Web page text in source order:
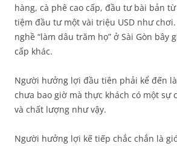
hàng, cà phê cao cấp, đầu tư bài bản
tiệm đầu tư một vài triệu USD như
nghề “làm dâu trăm họ” ở Sài Gòn bây
cấp khác.
Người hưởng lợi đầu tiên phải kể đến
chưa bao giờ mà thực khách có một sự
và chất lượng như vậy.
Người hưởng lợi kế tiếp chắc chắn là